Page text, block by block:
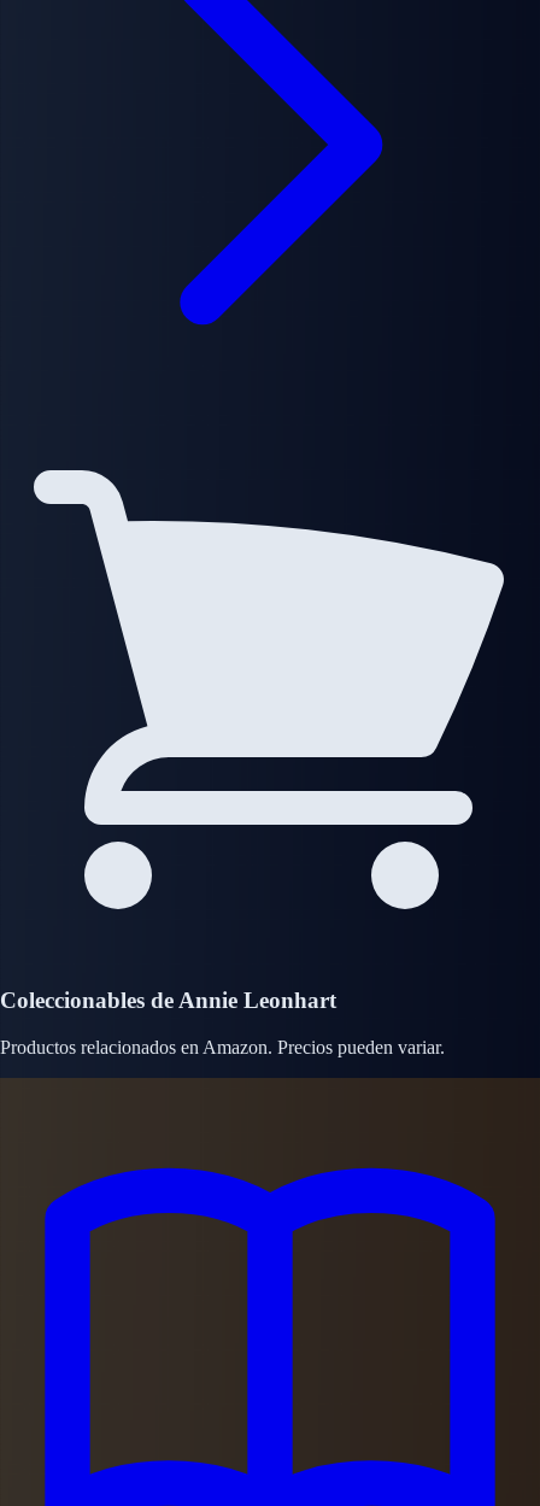
Coleccionables de Annie Leonhart
Productos relacionados en Amazon. Precios pueden variar.